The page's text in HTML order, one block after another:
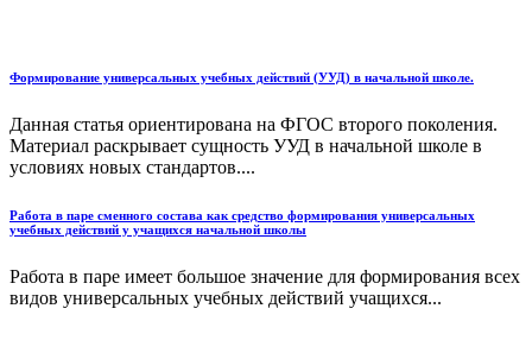
Формирование универсальных учебных действий (УУД) в начальной школе.
Данная статья ориентирована на ФГОС второго поколения.
Материал раскрывает сущность УУД в начальной школе в
условиях новых стандартов....
Работа в паре сменного состава как средство формирования универсальных
учебных действий у учащихся начальной школы
Работа в паре имеет большое значение для формирования всех
видов универсальных учебных действий учащихся...